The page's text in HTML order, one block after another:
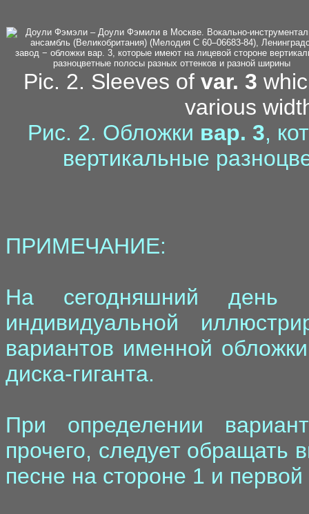
Pic. 2. Sleeves of var. 3
various
Рис. 2. Обложки вар. 3,
вертикальные
ПРИМЕЧАНИЕ:
На сегодняшний день
индивидуальной
вариантов именной
диска-гиганта.
При определении
прочего, следует
песне на стороне 1 и